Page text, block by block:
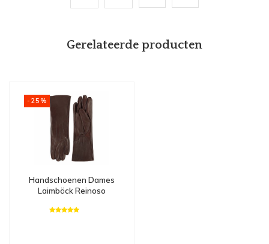
Gerelateerde producten
-25%
Handschoenen Dames
Laimböck Reinoso